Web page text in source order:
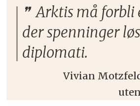
Arktis må forbli
der spenninger
diplomati.
Vivian